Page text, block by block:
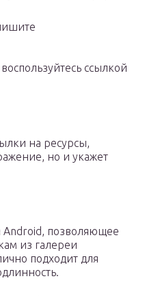
ссылкой
на ресурсы,
но и укажет
Android, позволяющее
из галереи
подходит для